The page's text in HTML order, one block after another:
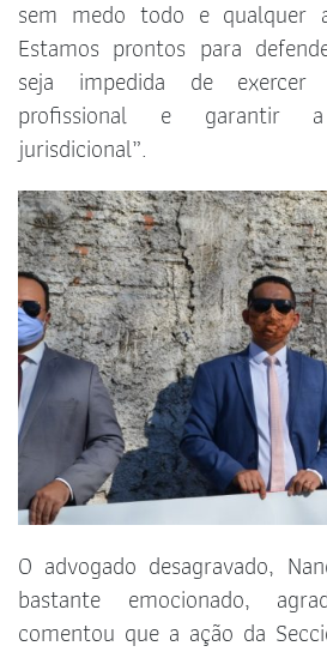
sem medo todo e qualquer
Estamos prontos para
seja impedida de
profissional e garantir
jurisdicional”.
O advogado desagravado,
bastante emocionado,
comentou que a ação da